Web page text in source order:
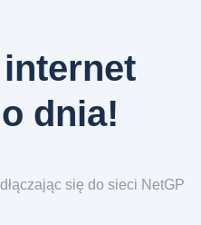
dnia!
się do sieci NetGP